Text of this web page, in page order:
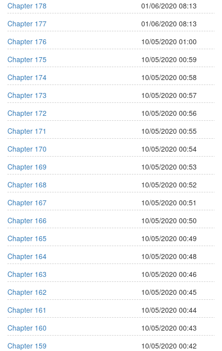
Chapter 178
01/06/2020 08:13
Chapter 177
01/06/2020 08:13
Chapter 176
10/05/2020 01:00
Chapter 175
10/05/2020 00:59
Chapter 174
10/05/2020 00:58
Chapter 173
10/05/2020 00:57
Chapter 172
10/05/2020 00:56
Chapter 171
10/05/2020 00:55
Chapter 170
10/05/2020 00:54
Chapter 169
10/05/2020 00:53
Chapter 168
10/05/2020 00:52
Chapter 167
10/05/2020 00:51
Chapter 166
10/05/2020 00:50
Chapter 165
10/05/2020 00:49
Chapter 164
10/05/2020 00:48
Chapter 163
10/05/2020 00:46
Chapter 162
10/05/2020 00:45
Chapter 161
10/05/2020 00:44
Chapter 160
10/05/2020 00:43
Chapter 159
10/05/2020 00:42